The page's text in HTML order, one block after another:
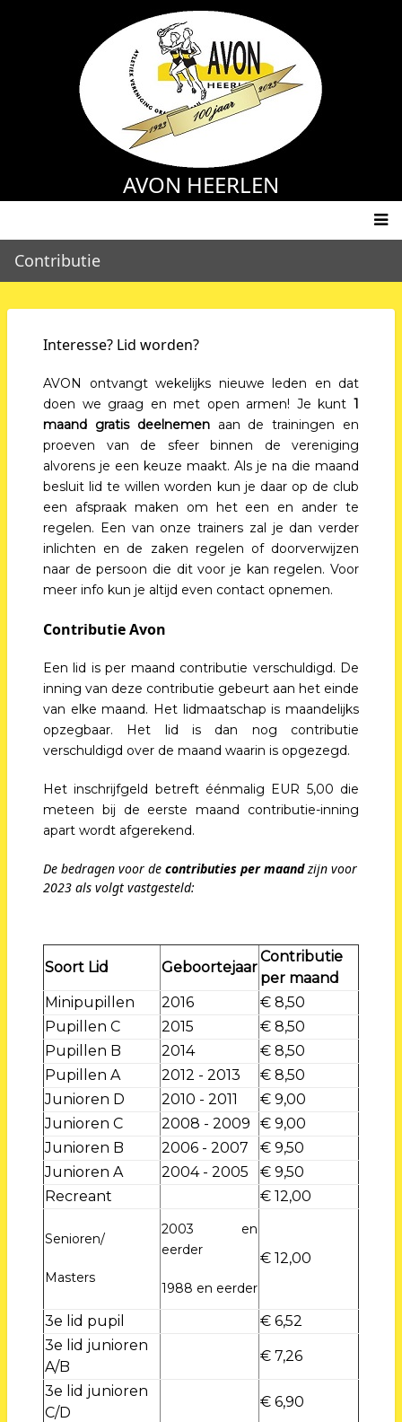
AVON HEERLEN
Main
navigation
Contributie
Interesse? Lid worden?
AVON ontvangt wekelijks nieuwe leden en dat
doen we graag en met open armen! Je kunt 1
maand gratis deelnemenaan de trainingen en
proeven van de sfeer binnen de vereniging
alvorens je een keuze maakt. Als je na die maand
besluit lid te willen worden kun je daar op de club
een afspraak maken om het een en ander te
regelen. Een van onze trainers zal je dan verder
inlichten en de zaken regelen of doorverwijzen
naar de persoon die dit voor je kan regelen. Voor
meer info kun je altijd even contact opnemen.
Contributie Avon
Een lid is per maand contributie verschuldigd. De
inning van deze contributie gebeurt aan het einde
van elke maand. Het lidmaatschap is maandelijks
opzegbaar. Het lid is dan nog contributie
verschuldigd over de maand waarin is opgezegd.
Het inschrijfgeld betreft éénmalig EUR 5,00 die
meteen bij de eerste maand contributie-inning
apart wordt afgerekend.
De bedragen voor de contributies per maandzijn voor
2023 als volgt vastgesteld:
Soort Lid Geboortejaar
Contributie
per maand
Minipupillen
2016
€ 8,50
Pupillen C
2015
€ 8,50
Pupillen B
2014
€ 8,50
Pupillen A
2012 - 2013
€ 8,50
Junioren D
2010 - 2011
€ 9,00
Junioren C
2008 - 2009
€ 9,00
Junioren B
2006 - 2007
€ 9,50
Junioren A
2004 - 2005
€ 9,50
Recreant
€ 12,00
Senioren/
Masters
2003 en
eerder
1988 en eerder
€ 12,00
3e lid pupil
€ 6,52
3e lid junioren
A/B
€ 7,26
3e lid junioren
C/D
€ 6,90